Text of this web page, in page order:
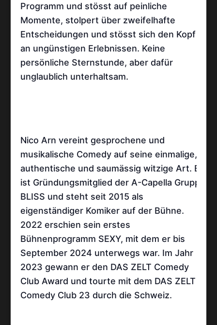
Programm und stösst auf peinliche
Momente, stolpert über zweifelhafte
Entscheidungen und stösst sich den Kopf
an ungünstigen Erlebnissen. Keine
persönliche Sternstunde, aber dafür
unglaublich unterhaltsam.
Nico Arn vereint gesprochene und
musikalische Comedy auf seine einmalige,
authentische und saumässig witzige Art. Er
ist Gründungsmitglied der A-Capella Gruppe
BLISS und steht seit 2015 als
eigenständiger Komiker auf der Bühne.
2022 erschien sein erstes
Bühnenprogramm SEXY, mit dem er bis
September 2024 unterwegs war. Im Jahr
2023 gewann er den DAS ZELT Comedy
Club Award und tourte mit dem DAS ZELT
Comedy Club 23 durch die Schweiz.